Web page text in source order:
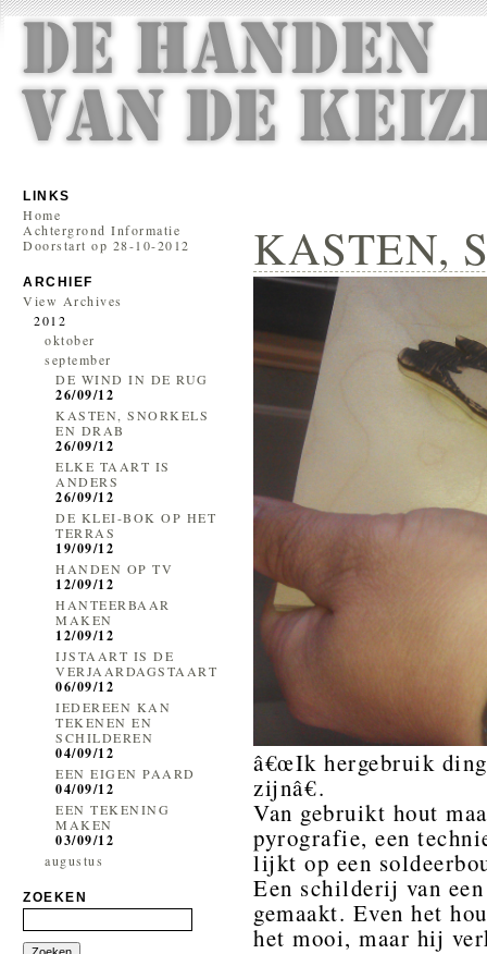
LINKS
Home
Achtergrond Informatie
Doorstart op 28-10-2012
ARCHIEF
View Archives
2012
oktober
september
DE WIND IN DE RUG
26/09/12
KASTEN, SNORKELS
EN DRAB
26/09/12
ELKE TAART IS
ANDERS
26/09/12
DE KLEI-BOK OP HET
TERRAS
19/09/12
HANDEN OP TV
12/09/12
HANTEERBAAR
MAKEN
12/09/12
IJSTAART IS DE
VERJAARDAGSTAART
06/09/12
IEDEREEN KAN
TEKENEN EN
SCHILDEREN
04/09/12
EEN EIGEN PAARD
04/09/12
EEN TEKENING
MAKEN
03/09/12
augustus
ZOEKEN
KASTEN,
â€œIk hergebruik
zijnâ€.
Van gebruikt hout
pyrografie, een
lijkt op een
Een schilderij van
gemaakt. Even het
het mooi, maar hij